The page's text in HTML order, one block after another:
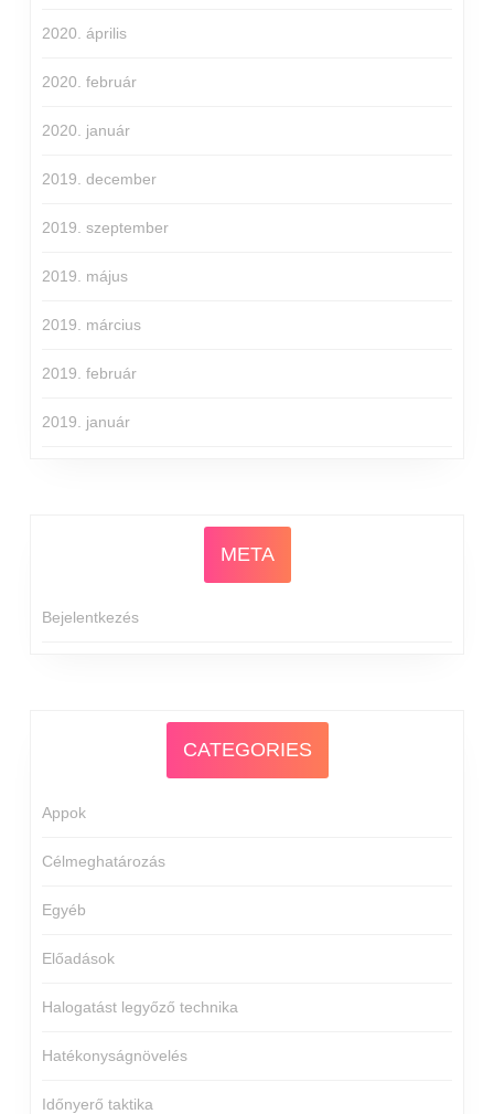
2020. április
2020. február
2020. január
2019. december
2019. szeptember
2019. május
2019. március
2019. február
2019. január
META
Bejelentkezés
CATEGORIES
Appok
Célmeghatározás
Egyéb
Előadások
Halogatást legyőző technika
Hatékonyságnövelés
Időnyerő taktika